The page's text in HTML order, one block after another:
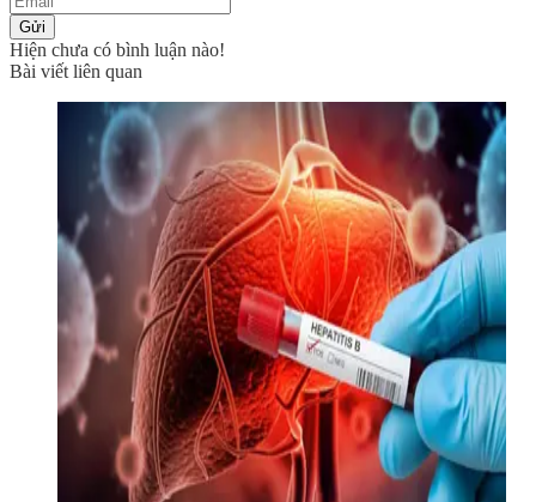
Gửi
Hiện chưa có bình luận nào!
Bài viết liên quan